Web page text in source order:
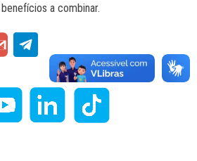
a combinar.